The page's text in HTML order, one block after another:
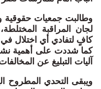
وطالبت جمعيات حقوقية
لجان المراقبة
كافٍ لتفادي أي اختلال
كما شددت على أهمية نشر
آليات التبليغ عن
ويبقى التحدي المطروح